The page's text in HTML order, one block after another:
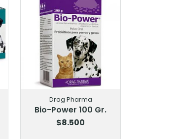
Drag Pharma
Bio-Power 100 Gr.
$8.500